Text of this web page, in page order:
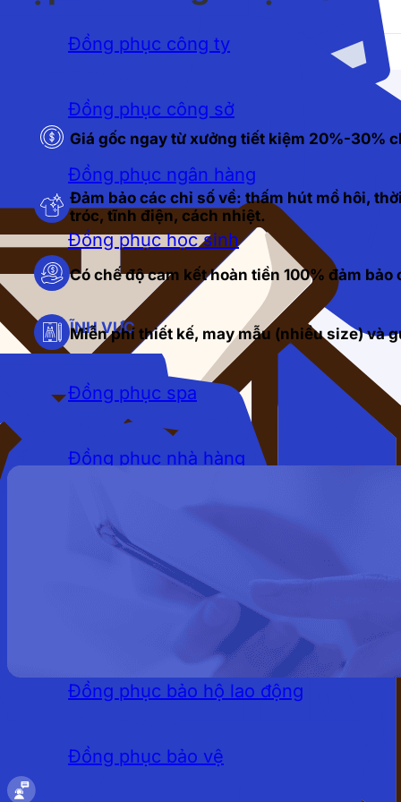
Đồng phục công ty
Đồng phục công sở
Đồng phục ngân hàng
Đồng phục học sinh
LĨNH VỰC
Đồng phục spa
Đồng phục nhà hàng
Đồng phục khách sạn
Đồng phục quán cafe
Đồng phục bảo hộ lao động
Đồng phục bảo vệ
Giá gốc ngay từ xưởng tiết kiệm 20%-30%
Đảm bảo các chỉ số về: thấm hút mồ hôi,
tróc, tĩnh điện, cách nhiệt.
Có chế độ cam kết hoàn tiền 100% đảm
Miễn phí thiết kế, may mẫu (nhiều size) và